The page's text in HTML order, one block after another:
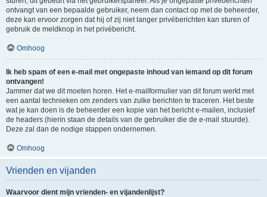
ontvangt van een bepaalde gebruiker, neem dan contact op met de beheerder,
deze kan ervoor zorgen dat hij of zij niet langer privéberichten kan sturen of
gebruik de meldknop in het privébericht.
Omhoog
Ik heb spam of een e-mail met ongepaste inhoud van iemand op dit forum
ontvangen!
Jammer dat we dit moeten horen. Het e-mailformulier van dit forum werkt met
een aantal technieken om zenders van zulke berichten te traceren. Het beste
wat je kan doen is de beheerder een kopie van het bericht e-mailen, inclusief
de headers (hierin staan de details van de gebruiker die de e-mail stuurde).
Deze zal dan de nodige stappen ondernemen.
Omhoog
Vrienden en vijanden
Waarvoor dient mijn vrienden- en vijandenlijst?